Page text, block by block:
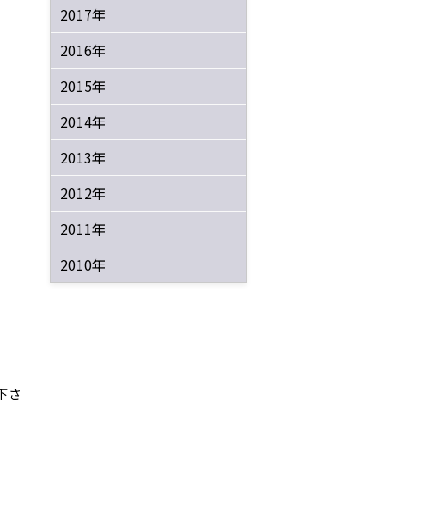
さ
2017年
2016年
2015年
2014年
2013年
2012年
2011年
2010年